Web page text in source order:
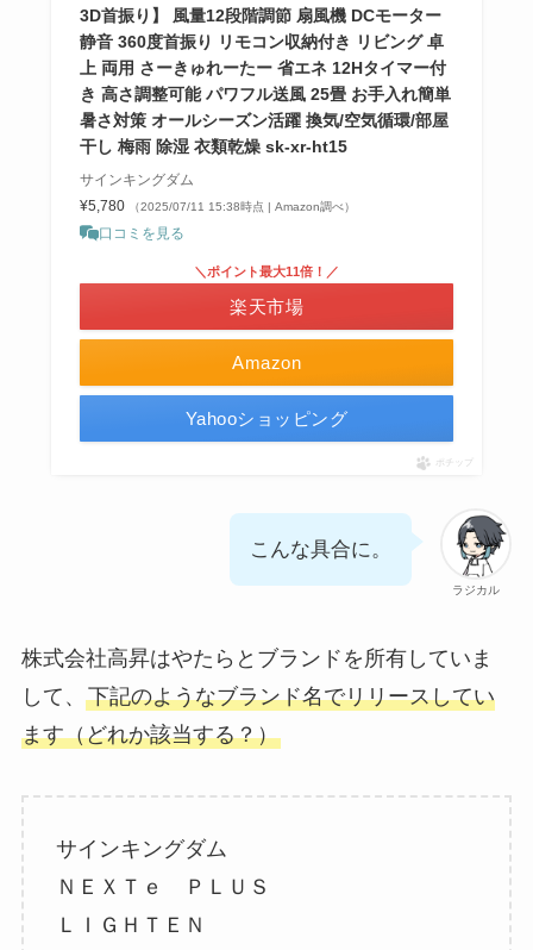
3D首振り】 風量12段階調節 扇風機 DCモーター
静音 360度首振り リモコン収納付き リビング 卓
上 両用 さーきゅれーたー 省エネ 12Hタイマー付
き 高さ調整可能 パワフル送風 25畳 お手入れ簡単
暑さ対策 オールシーズン活躍 換気/空気循環/部屋
干し 梅雨 除湿 衣類乾燥 sk-xr-ht15
サインキングダム
¥5,780
（2025/07/11 15:38時点 | Amazon調べ）
口コミを見る
Amazon
＼ポイント最大11倍！／
楽天市場
Yahooショッピング
ポチップ
ラジカル
こんな具合に。
株式会社高昇はやたらとブランドを所有していま
して、 下記のようなブランド名でリリースしてい
ます（どれか該当する？）
サインキングダム
ＮＥＸＴｅ ＰＬＵＳ
ＬＩＧＨＴＥＮ